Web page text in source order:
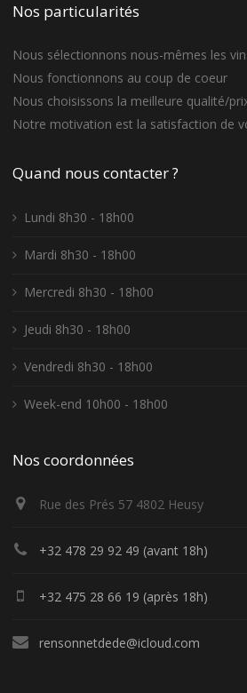
Nos particularités
Nous sélectionnons nous-mêmes les
Nous fonctionnons au coup de coeur
Nous choisissons la meilleure qualité/
Notre motivation est la satisfaction de
Quand nous contacter ?
Lundi 8h30 - 18h00
Mardi 8h30 - 18h00
Mercredi 8h30 - 18h00
Jeudi 8h30 - 18h00
Vendredi 8h30 - 18h00
Week-end 10h00 - 18h00
Nos coordonnées
Rue des Prés 57 4802 Heusy
+32 478 29 92 49 (avant 18h)
+32 475 28 66 19 (après 18h)
rensonnetdede@icloud.com